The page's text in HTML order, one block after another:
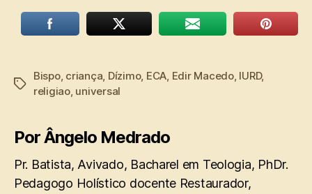
Tags
Bispo, criança, Dízimo, ECA, Edir Macedo, IURD,
religiao, universal
Por Ângelo Medrado
Pr. Batista, Avivado, Bacharel em Teologia, PhDr.
Pedagogo Holístico docente Restaurador,